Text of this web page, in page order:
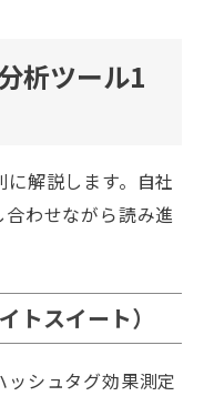
析ツール1
解説します。自社
わせながら読み進
スイート）
シュタグ効果測定